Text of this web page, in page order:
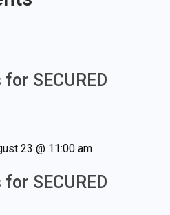
SECURED
23 @ 11:00 am
SECURED